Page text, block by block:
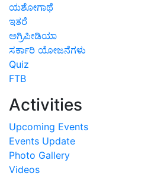
ಯಶೋಗಾಥೆ
ಇತರೆ
ಅಗ್ರಿಪೀಡಿಯಾ
ಸರ್ಕಾರಿ ಯೋಜನೆಗಳು
Quiz
FTB
Activities
Upcoming Events
Events Update
Photo Gallery
Videos